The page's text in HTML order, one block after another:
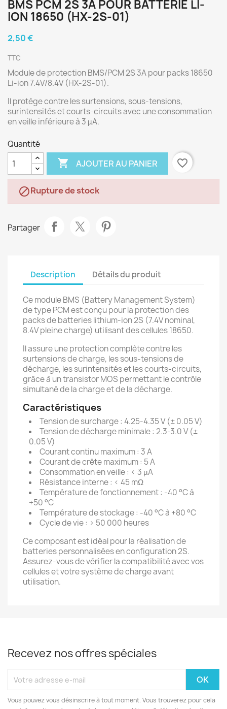
BMS PCM 2S 3A POUR BATTERIE LI-
ION 18650 (HX-2S-01)
2,50 €
TTC
Module de protection BMS/PCM 2S 3A pour packs 18650
Li-ion 7.4V/8.4V (HX-2S-01).
Il protège contre les surtensions, sous-tensions,
surintensités et courts-circuits avec une consommation
en veille inférieure à 3 µA.
Quantité
 AJOUTER AU PANIER favorite_border
Rupture de stock
Partager
Description Détails du produit
Ce module BMS (Battery Management System)
de type PCM est conçu pour la protection des
packs de batteries lithium-ion 2S (7.4V nominal,
8.4V pleine charge) utilisant des cellules 18650.
Il assure une protection complète contre les
surtensions de charge, les sous-tensions de
décharge, les surintensités et les courts-circuits,
grâce à un transistor MOS permettant le contrôle
simultané de la charge et de la décharge.
Caractéristiques
Tension de surcharge : 4.25-4.35 V (± 0.05 V)
Tension de décharge minimale : 2.3-3.0 V (±
0.05 V)
Courant continu maximum : 3 A
Courant de crête maximum : 5 A
Consommation en veille : < 3 µA
Résistance interne : < 45 mΩ
Température de fonctionnement : -40 °C à
+50 °C
Température de stockage : -40 °C à +80 °C
Cycle de vie : > 50 000 heures
Ce composant est idéal pour la réalisation de
batteries personnalisées en configuration 2S.
Assurez-vous de vérifier la compatibilité avec vos
cellules et votre système de charge avant
utilisation.
Recevez nos offres spéciales
Vous pouvez vous désinscrire à tout moment. Vous trouverez pour cela